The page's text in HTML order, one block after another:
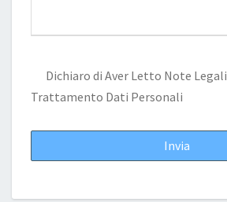
Dichiaro di Aver Letto Note Legali
Trattamento Dati Personali